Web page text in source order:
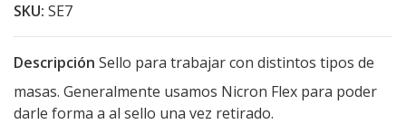
SKU: SE7
Descripción Sello para trabajar con distintos tipos de
masas. Generalmente usamos Nicron Flex para poder
darle forma a al sello una vez retirado.